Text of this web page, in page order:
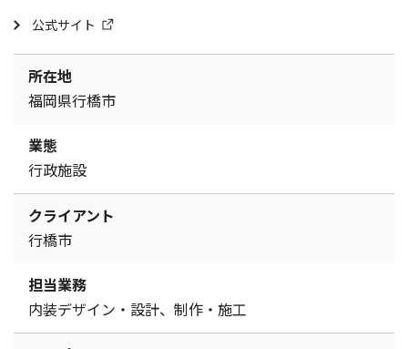
公式サイト
所在地
福岡県行橋市
業態
行政施設
クライアント
行橋市
担当業務
内装デザイン・設計、制作・施工